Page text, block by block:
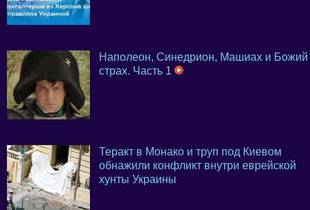
Наполеон, Синедрион, Машиах и Божий
страх. Часть 1
Теракт в Монако и труп под Киевом
обнажили конфликт внутри еврейской
хунты Украины